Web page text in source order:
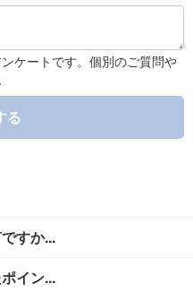
ケートです。個別のご質問や
る
すか...
イン...